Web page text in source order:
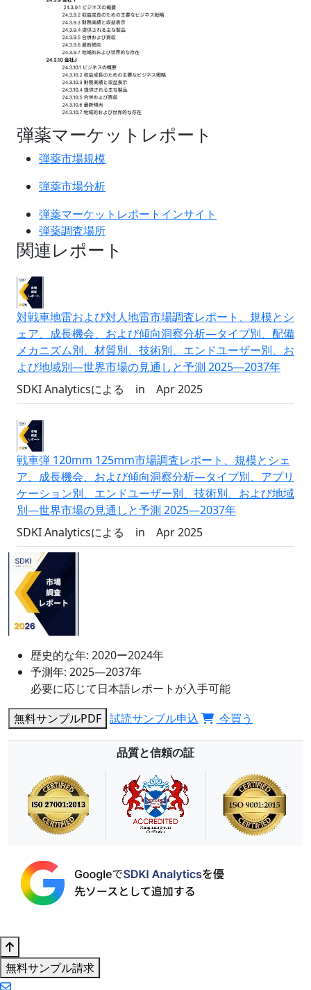
弾薬マーケットレポート
弾薬市場規模
弾薬市場分析
弾薬マーケットレポートインサイト
弾薬調査場所
関連レポート
対戦車地雷および対人地雷市場調査レポート、規模とシ
ェア、成長機会、および傾向洞察分析―タイプ別、配備
メカニズム別、材質別、技術別、エンドユーザー別、お
よび地域別―世界市場の見通しと予測 2025―2037年
SDKI Analyticsによる
in Apr 2025
戦車弾 120mm 125mm市場調査レポート、規模とシェ
ア、成長機会、および傾向洞察分析―タイプ別、アプリ
ケーション別、エンドユーザー別、技術別、および地域
別―世界市場の見通しと予測 2025―2037年
SDKI Analyticsによる
in Apr 2025
歴史的な年: 2020ー2024年
予測年: 2025―2037年
必要に応じて日本語レポートが入手可能
無料サンプルPDF 試読サンプル申込 今買う
品質と信頼の証
無料サンプル請求